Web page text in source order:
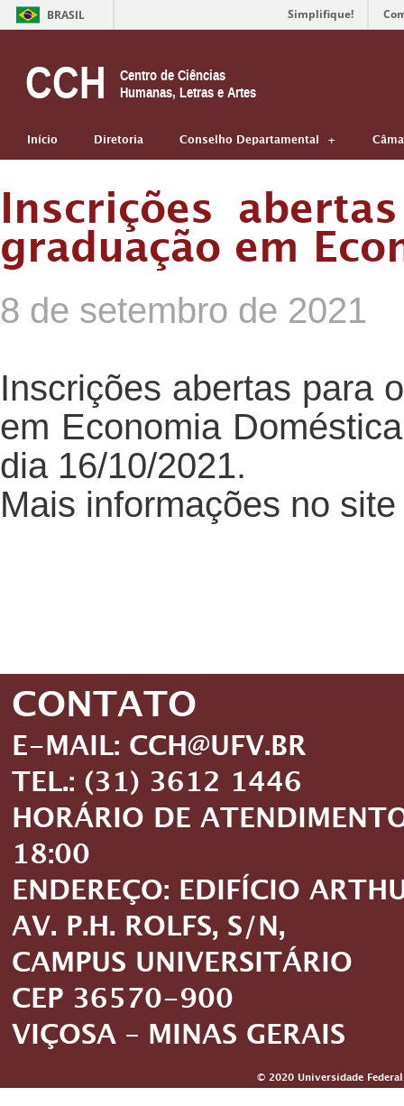
BRASIL Simplifique!
CCH
Centro de Ciências
Humanas, Letras e Artes
Início Diretoria Conselho Departamental
Inscrições
graduação em
8 de setembro de 2021
Inscrições abertas para
em Economia
dia 16/10/2021.
Mais informações no
CONTATO
E-MAIL: CCH@UFV.BR
TEL.: (31) 3612 1446
HORÁRIO DE
18:00
ENDEREÇO: EDIFÍCIO
AV. P.H. ROLFS, S/N,
CAMPUS UNIVERSITÁRIO
CEP 36570-900
VIÇOSA – MINAS GERAIS
© 2020 Universidade